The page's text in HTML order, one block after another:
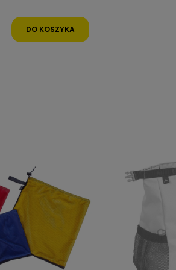
DO KOSZYKA